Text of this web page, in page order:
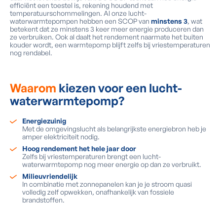
efficiënt een toestel is, rekening houdend met
temperatuurschommelingen. Al onze lucht-
waterwarmtepompen hebben een SCOP van minstens 3, wat
betekent dat ze minstens 3 keer meer energie produceren dan
ze verbruiken. Ook al daalt het rendement naarmate het buiten
kouder wordt, een warmtepomp blijft zelfs bij vriestemperaturen
nog rendabel.
Waarom kiezen voor een lucht-
waterwarmtepomp?
Energiezuinig
Met de omgevingslucht als belangrijkste energiebron heb je
amper elektriciteit nodig.
Hoog rendement het hele jaar door
Zelfs bij vriestemperaturen brengt een lucht-
waterwarmtepomp nog meer energie op dan ze verbruikt.
Milieuvriendelijk
In combinatie met zonnepanelen kan je je stroom quasi
volledig zelf opwekken, onafhankelijk van fossiele
brandstoffen.